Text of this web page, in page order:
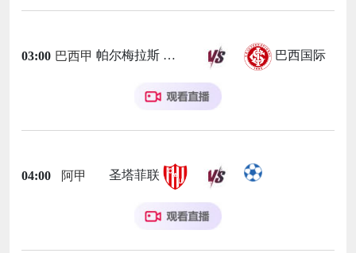
03:00 巴西甲 帕尔梅拉斯 巴西国际
04:00 阿甲 圣塔菲联